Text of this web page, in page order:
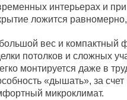
интерьерах и
ложится
вес и компактный
потолков и сложных
монтируется даже в
«дышать», за
микроклимат.